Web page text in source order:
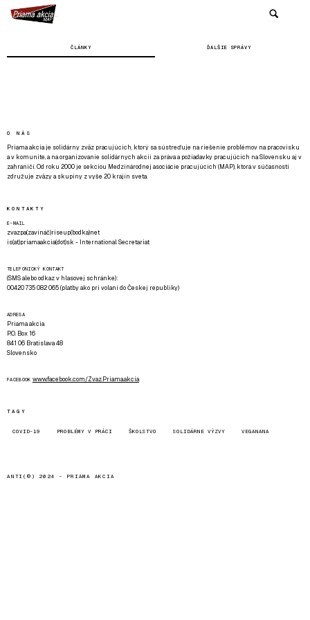
ČLÁNKY ĎALŠIE SPRÁVY
O NÁS
Priama akcia je solidárny zväz pracujúcich, ktorý sa sústreďuje na riešenie problémov na pracovisku
a v komunite, a na organizovanie solidárnych akcií za práva a požiadavky pracujúcich na Slovensku aj v
zahraničí. Od roku 2000 je sekciou Medzinárodnej asociácie pracujúcich (MAP), ktorá v súčasnosti
združuje zväzy a skupiny z vyše 20 krajín sveta.
KONTAKTY
E-MAIL
zvazpa(zavináč)riseup(bodka)net
is(at)priamaakcia(dot)sk - International Secretariat
TELEFONICKÝ KONTAKT
(SMS alebo odkaz v hlasovej schránke):
00420 735 082 065 (platby ako pri volaní do Českej republiky)
ADRESA
Priama akcia
P.O. Box 16
841 06 Bratislava 48
Slovensko
FACEBOOK www.facebook.com/Zvaz.Priama.akcia
TAGY
COVID-19 PROBLÉMY V PRÁCI ŠKOLSTVO SOLIDÁRNE VÝZVY VEGANANA
ANTI(©) 2024 - PRIAMA AKCIA